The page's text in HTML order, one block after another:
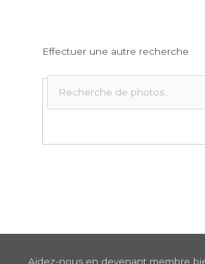
Effectuer une autre recherche
Aidez-nous en devenant membre